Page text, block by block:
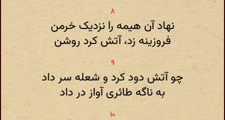
نهاد آن هیمه را نزدیک خرمن
فروزینه زد، آتش کرد روشن
چو آتش دود کرد و شعله سر داد
به ناگه طائری آواز در داد